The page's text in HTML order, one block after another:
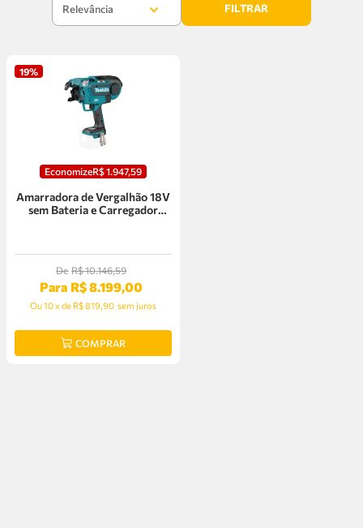
Relevância FILTRAR
19%
EconomizeR$1.947,59
Amarradora de Vergalhão 18V
sem Bateria e Carregador
De R$10.146,59
Para R$8.199,00
Ou10xde R$ 819,90 sem juros
COMPRAR